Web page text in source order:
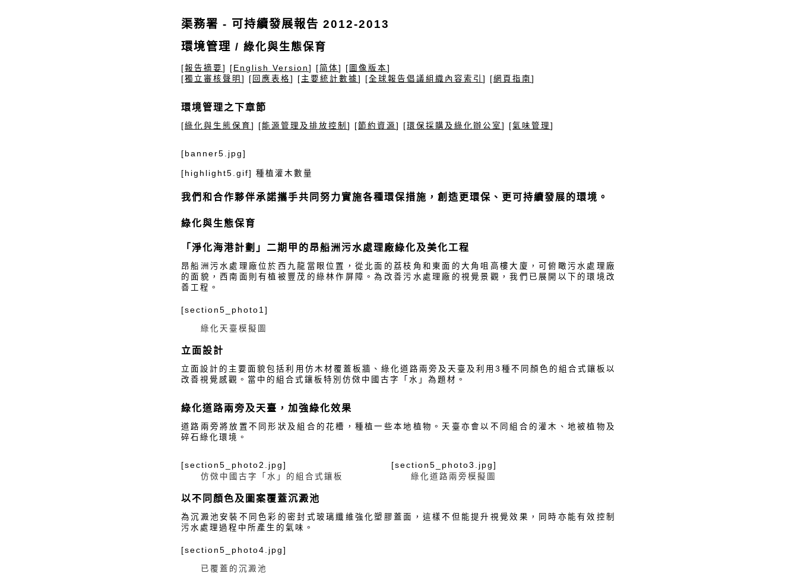
渠務署 - 可持續發展報告 2012-2013
環境管理 / 綠化與生態保育
[報告摘要 ] [ English Version ] [简体 ] [ 圖像版本 ]
[獨立審核聲明 ] [ 回應表格 ] [ 主要統計數據 ] [全球報告倡議組織內容索引 ] [網頁指南 ]
環境管理之下章節
[綠化與生態保育 ] [能源管理及排放控制 ] [節約資源 ] [環保採購及綠化辦公室 ] [氣味管理 ]
[banner5.jpg]
[highlight5.gif] 種植灌木數量
我們和合作夥伴承諾攜手共同努力實施各種環保措施，創造更環保、更可持續發展的環境。
綠化與生態保育
「淨化海港計劃」二期甲的昂船洲污水處理廠綠化及美化工程
昂船洲污水處理廠位於西九龍當眼位置，從北面的荔枝角和東面的大角咀高樓大廈，可俯瞰污水處理廠
的面貌，西南面則有植被豐茂的綠林作屏障。為改善污水處理廠的視覺景觀，我們已展開以下的環境改
善工程。
[section5_photo1]
綠化天臺模擬圖
立面設計
立面設計的主要面貌包括利用仿木材覆蓋板牆、綠化道路兩旁及天臺及利用3種不同顏色的組合式鑲板以
改善視覺感觀。當中的組合式鑲板特別仿傚中國古字「水」為題材。
綠化道路兩旁及天臺，加強綠化效果
道路兩旁將放置不同形狀及組合的花槽，種植一些本地植物。天臺亦會以不同組合的灌木、地被植物及
碎石綠化環境。
[section5_photo2.jpg]
仿傚中國古字「水」的組合式鑲板
[section5_photo3.jpg]
綠化道路兩旁模擬圖
以不同顏色及圖案覆蓋沉澱池
為沉澱池安裝不同色彩的密封式玻璃纖維強化塑膠蓋面，這樣不但能提升視覺效果，同時亦能有效控制
污水處理過程中所產生的氣味。
[section5_photo4.jpg]
已覆蓋的沉澱池